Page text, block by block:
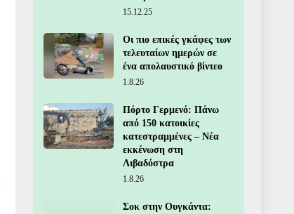
15.12.25
Οι πιο επικές γκάφες των
τελευταίων ημερών σε
ένα απολαυστικό βίντεο
1.8.26
Πόρτο Γερμενό: Πάνω
από 150 κατοικίες
κατεστραμμένες – Νέα
εκκένωση στη
Λιβαδόστρα
1.8.26
Σοκ στην Ουγκάντα: